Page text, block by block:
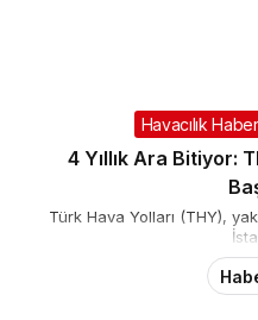
Havacılık
4 Yıllık Ara Bitiyor:
Türk Hava Yolları (THY),